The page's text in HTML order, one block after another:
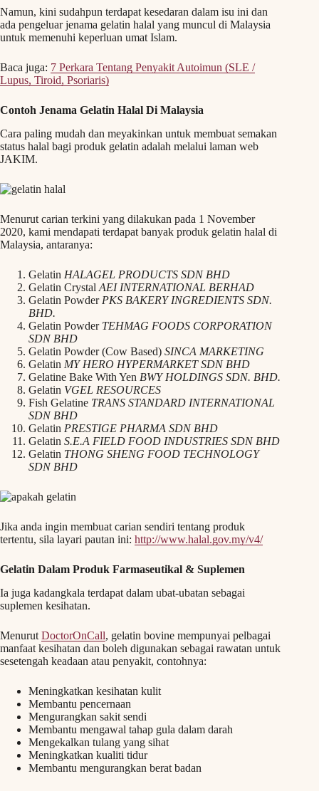
Namun, kini sudahpun terdapat kesedaran dalam isu ini dan
ada pengeluar jenama gelatin halal yang muncul di Malaysia
untuk memenuhi keperluan umat Islam.
Baca juga: 7 Perkara Tentang Penyakit Autoimun (SLE /
Lupus, Tiroid, Psoriaris)
Contoh Jenama Gelatin Halal Di Malaysia
Cara paling mudah dan meyakinkan untuk membuat semakan
status halal bagi produk gelatin adalah melalui laman web
JAKIM.
Menurut carian terkini yang dilakukan pada 1 November
2020, kami mendapati terdapat banyak produk gelatin halal di
Malaysia, antaranya:
Gelatin HALAGEL PRODUCTS SDN BHD
Gelatin Crystal AEI INTERNATIONAL BERHAD
Gelatin Powder PKS BAKERY INGREDIENTS SDN.
BHD.
Gelatin Powder TEHMAG FOODS CORPORATION
SDN BHD
Gelatin Powder (Cow Based) SINCA MARKETING
Gelatin MY HERO HYPERMARKET SDN BHD
Gelatine Bake With Yen BWY HOLDINGS SDN. BHD.
Gelatin VGEL RESOURCES
Fish Gelatine TRANS STANDARD INTERNATIONAL
SDN BHD
Gelatin PRESTIGE PHARMA SDN BHD
Gelatin S.E.A FIELD FOOD INDUSTRIES SDN BHD
Gelatin THONG SHENG FOOD TECHNOLOGY
SDN BHD
Jika anda ingin membuat carian sendiri tentang produk
tertentu, sila layari pautan ini: http://www.halal.gov.my/v4/
Gelatin Dalam Produk Farmaseutikal & Suplemen
Ia juga kadangkala terdapat dalam ubat-ubatan sebagai
suplemen kesihatan.
Menurut DoctorOnCall, gelatin bovine mempunyai pelbagai
manfaat kesihatan dan boleh digunakan sebagai rawatan untuk
sesetengah keadaan atau penyakit, contohnya:
Meningkatkan kesihatan kulit
Membantu pencernaan
Mengurangkan sakit sendi
Membantu mengawal tahap gula dalam darah
Mengekalkan tulang yang sihat
Meningkatkan kualiti tidur
Membantu mengurangkan berat badan